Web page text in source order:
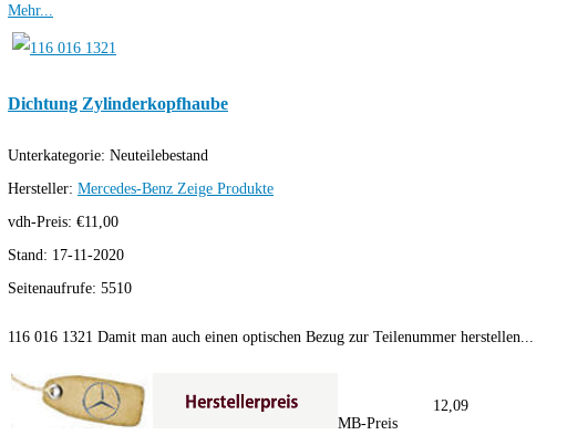
Mehr...
Dichtung Zylinderkopfhaube
Unterkategorie: Neuteilebestand
Hersteller: Mercedes-Benz Zeige Produkte
vdh-Preis: €11,00
Stand: 17-11-2020
Seitenaufrufe: 5510
116 016 1321 Damit man auch einen optischen Bezug zur Teilenummer herstellen...
MB-Preis
12,09